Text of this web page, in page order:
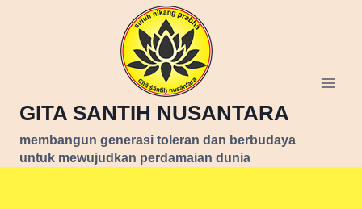
GITA SANTIH NUSANTARA
membangun generasi toleran dan berbudaya
untuk mewujudkan perdamaian dunia